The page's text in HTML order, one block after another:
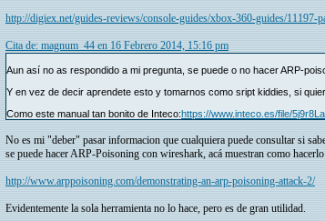
http://digiex.net/guides-reviews/console-guides/xbox-360-guides/
Cita de: magnum_44 en 16 Febrero 2014, 15:16 pm
Aun así no as respondido a mi pregunta, se puede o no hacer ARP-
Y en vez de decir aprendete esto y tomarnos como sript kiddies, si
Como este manual tan bonito de Inteco:https://www.inteco.es/file/
No es mi "deber" pasar informacion que cualquiera puede consultar si
se puede hacer ARP-Poisoning con wireshark, acá muestran como
http://www.arppoisoning.com/demonstrating-an-arp-poisoning-attack-2/
Evidentemente la sola herramienta no lo hace, pero es de gran utilidad.